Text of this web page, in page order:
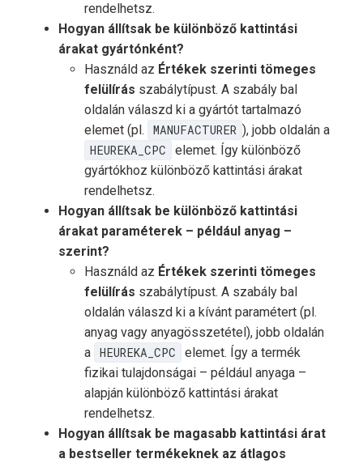
rendelhetsz.
Hogyan állítsak be különböző kattintási
árakat gyártónként?
Használd az Értékek szerinti tömeges
felülírás szabálytípust. A szabály bal
oldalán válaszd ki a gyártót tartalmazó
elemet (pl.
MANUFACTURER ), jobb oldalán a
HEUREKA_CPC
elemet. Így különböző
gyártókhoz különböző kattintási árakat
rendelhetsz.
Hogyan állítsak be különböző kattintási
árakat paraméterek – például anyag –
szerint?
Használd az Értékek szerinti tömeges
felülírás szabálytípust. A szabály bal
oldalán válaszd ki a kívánt paramétert (pl.
anyag vagy anyagösszetétel), jobb oldalán
a HEUREKA_CPC
elemet. Így a termék
fizikai tulajdonságai – például anyaga –
alapján különböző kattintási árakat
rendelhetsz.
Hogyan állítsak be magasabb kattintási árat
a bestseller termékeknek az átlagos